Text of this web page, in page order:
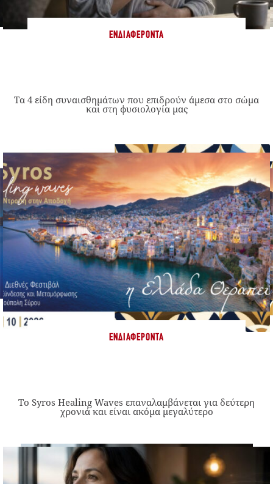
ΕΝΔΙΑΦΈΡΟΝΤΑ
Τα 4 είδη συναισθημάτων που επιδρούν άμεσα στο σώμα
και στη φυσιολογία μας
ΕΝΔΙΑΦΈΡΟΝΤΑ
Το Syros Healing Waves επαναλαμβάνεται για δεύτερη
χρονιά και είναι ακόμα μεγαλύτερο